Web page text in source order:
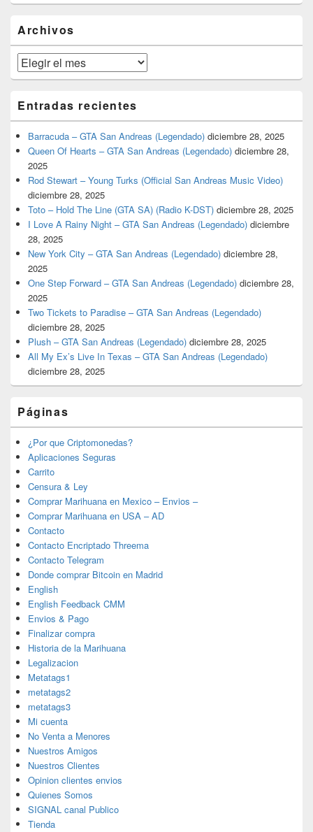
widget
lateral
primaria
Archivos
Archivos
Entradas recientes
Barracuda – GTA San Andreas (Legendado) diciembre 28, 2025
Queen Of Hearts – GTA San Andreas (Legendado) diciembre 28,
2025
Rod Stewart – Young Turks (Official San Andreas Music Video)
diciembre 28, 2025
Toto – Hold The Line (GTA SA) (Radio K-DST) diciembre 28, 2025
I Love A Rainy Night – GTA San Andreas (Legendado) diciembre
28, 2025
New York City – GTA San Andreas (Legendado) diciembre 28,
2025
One Step Forward – GTA San Andreas (Legendado) diciembre 28,
2025
Two Tickets to Paradise – GTA San Andreas (Legendado)
diciembre 28, 2025
Plush – GTA San Andreas (Legendado) diciembre 28, 2025
All My Ex’s Live In Texas – GTA San Andreas (Legendado)
diciembre 28, 2025
Páginas
¿Por que Criptomonedas?
Aplicaciones Seguras
Carrito
Censura & Ley
Comprar Marihuana en Mexico – Envios –
Comprar Marihuana en USA – AD
Contacto
Contacto Encriptado Threema
Contacto Telegram
Donde comprar Bitcoin en Madrid
English
English Feedback CMM
Envios & Pago
Finalizar compra
Historia de la Marihuana
Legalizacion
Metatags1
metatags2
metatags3
Mi cuenta
No Venta a Menores
Nuestros Amigos
Nuestros Clientes
Opinion clientes envios
Quienes Somos
SIGNAL canal Publico
Tienda